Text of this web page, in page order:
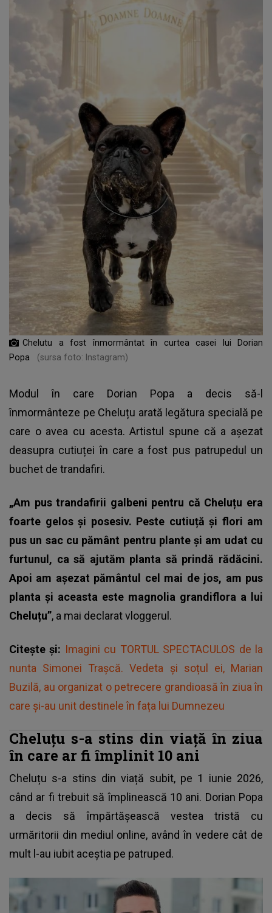
Chelutu a fost înmormântat în curtea casei lui Dorian
Popa
(sursa foto: Instagram)
Modul în care Dorian Popa a decis să-l
înmormânteze pe Cheluțu arată legătura specială pe
care o avea cu acesta. Artistul spune că a așezat
deasupra cutiuței în care a fost pus patrupedul un
buchet de trandafiri.
„Am pus trandafirii galbeni pentru că Cheluțu era
foarte gelos și posesiv. Peste cutiuță și flori am
pus un sac cu pământ pentru plante și am udat cu
furtunul, ca să ajutăm planta să prindă rădăcini.
Apoi am așezat pământul cel mai de jos, am pus
planta și aceasta este magnolia grandiflora a lui
Cheluțu”, a mai declarat vloggerul.
Citește și: Imagini cu TORTUL SPECTACULOS de la
nunta Simonei Trașcă. Vedeta și soțul ei, Marian
Buzilă, au organizat o petrecere grandioasă în ziua în
care și-au unit destinele în fața lui Dumnezeu
Cheluțu s-a stins din viață în ziua
în care ar fi împlinit 10 ani
Cheluțu s-a stins din viață subit, pe 1 iunie 2026,
când ar fi trebuit să împlinească 10 ani. Dorian Popa
a decis să împărtășească vestea tristă cu
urmăritorii din mediul online, având în vedere cât de
mult l-au iubit aceștia pe patruped.